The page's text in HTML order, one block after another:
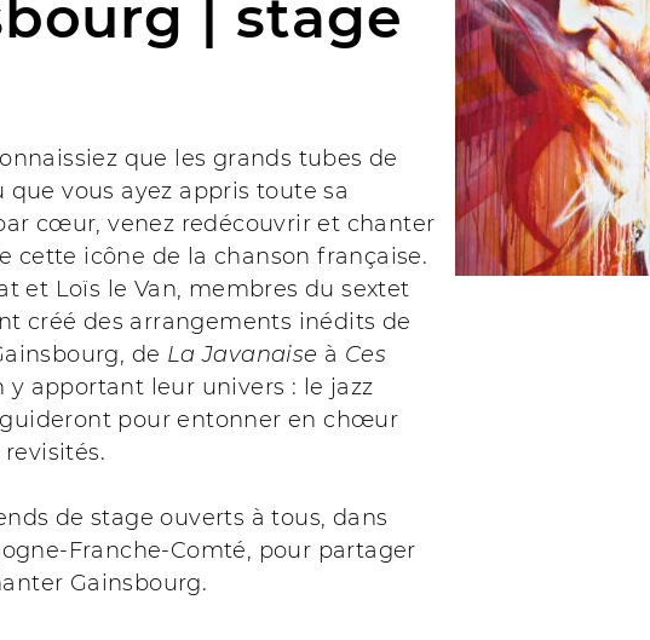
| stage
que les grands tubes de
que vous ayez appris toute sa
cœur, venez redécouvrir et chanter
cette icône de la chanson française.
et Loïs le Van, membres du sextet
créé des arrangements inédits de
de La Javanaise à Ces
y apportant leur univers : le jazz
guideront pour entonner en chœur
revisités.
de stage ouverts à tous, dans
Franche-Comté, pour partager
Gainsbourg.